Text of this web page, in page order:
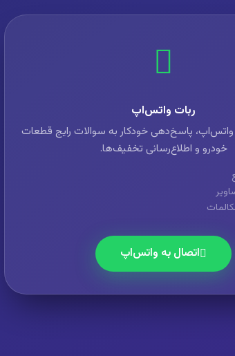
ربات واتس‌اپ
پاسخ‌دهی خودکار به سوالات رایج قطعات
خودرو و اطلاع‌رسانی تخفیف‌ها.
اتصال به واتس‌اپ